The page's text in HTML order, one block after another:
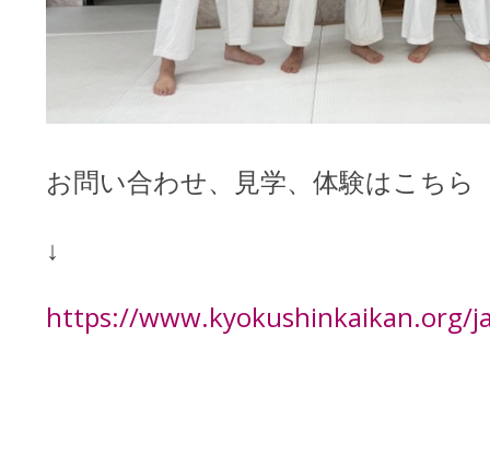
お問い合わせ、見学、体験はこちら
↓
https://www.kyokushinkaikan.org/